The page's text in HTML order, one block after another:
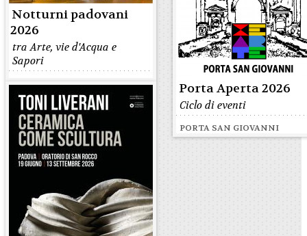
Notturni padovani
2026
tra Arte, vie d'Acqua e
Sapori
Porta Aperta 2026
Ciclo di eventi
PORTA SAN GIOVANNI